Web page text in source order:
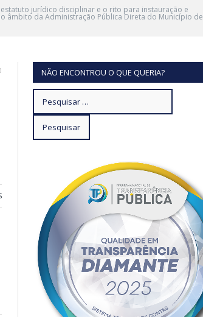
estatuto jurídico disciplinar e o rito para instauração e
âmbito da Administração Pública Direta do Município de
NÃO ENCONTROU O QUE QUERIA?